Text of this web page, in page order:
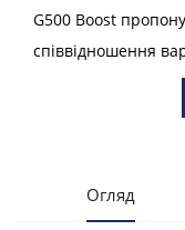
G500 Boost
співвідношення
Огляд